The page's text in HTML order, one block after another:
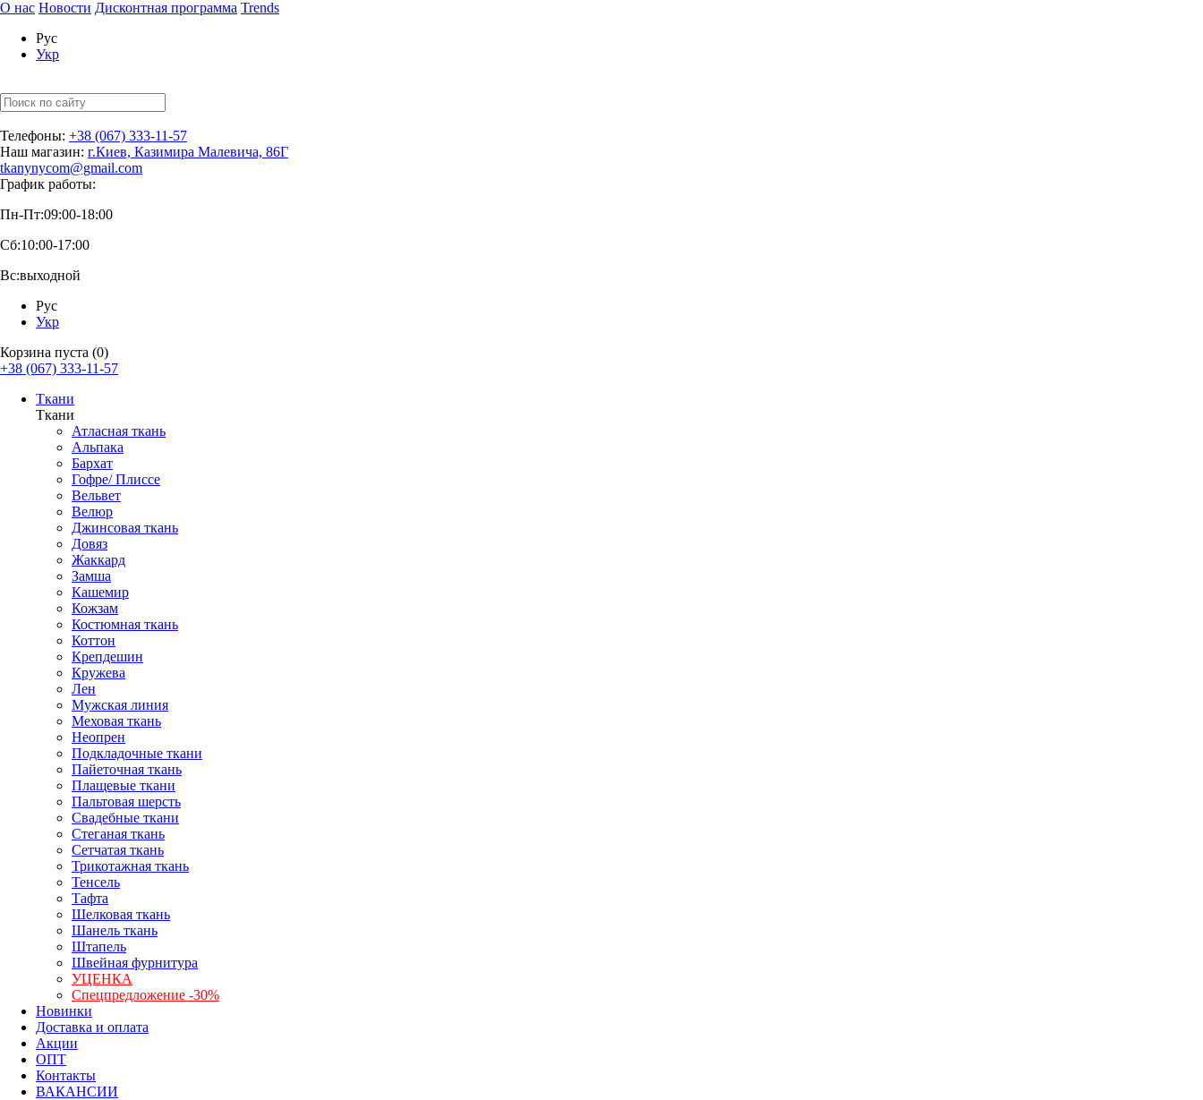
О нас Новости Дисконтная программа Trends
Рус
Укр
Телефоны: +38 (067) 333-11-57
Наш магазин: г.Киев, Казимира Малевича, 86Г
tkanynycom@gmail.com
График работы:
Пн-Пт:09:00-18:00
Сб:10:00-17:00
Вс:выходной
Рус
Укр
Корзина пуста (0)
+38 (067) 333-11-57
Ткани
Ткани
Атласная ткань
Альпака
Бархат
Гофре/ Плиссе
Вельвет
Велюр
Джинсовая ткань
Довяз
Жаккард
Замша
Кашемир
Кожзам
Костюмная ткань
Коттон
Крепдешин
Кружева
Лен
Мужская линия
Меховая ткань
Неопрен
Подкладочные ткани
Пайеточная ткань
Плащевые ткани
Пальтовая шерсть
Свадебные ткани
Стеганая ткань
Сетчатая ткань
Трикотажная ткань
Тенсель
Тафта
Шелковая ткань
Шанель ткань
Штапель
Швейная фурнитура
УЦЕНКА
Спецпредложение -30%
Новинки
Доставка и оплата
Акции
ОПТ
Контакты
ВАКАНСИИ